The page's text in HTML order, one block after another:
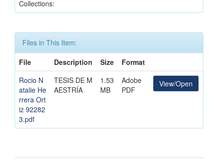
Collections:
Files in This Item:
File
Description Size
Format
Rocio N
atalie He
rrera Ort
iz 92282
3.pdf
TESIS DE M
AESTRÍA
1.53
MB
Adobe
PDF
View/Open